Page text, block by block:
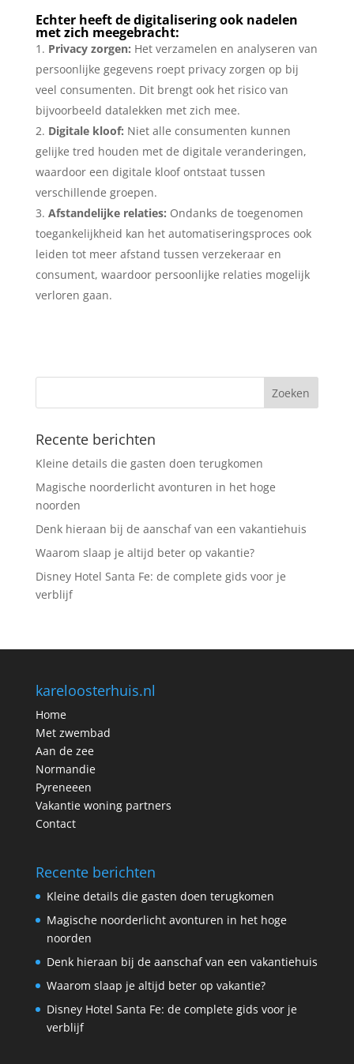
Echter heeft de digitalisering ook nadelen
met zich meegebracht:
Privacy zorgen: Het verzamelen en analyseren van
persoonlijke gegevens roept privacy zorgen op bij
veel consumenten. Dit brengt ook het risico van
bijvoorbeeld datalekken met zich mee.
Digitale kloof: Niet alle consumenten kunnen
gelijke tred houden met de digitale veranderingen,
waardoor een digitale kloof ontstaat tussen
verschillende groepen.
Afstandelijke relaties: Ondanks de toegenomen
toegankelijkheid kan het automatiseringsproces ook
leiden tot meer afstand tussen verzekeraar en
consument, waardoor persoonlijke relaties mogelijk
verloren gaan.
Recente berichten
Kleine details die gasten doen terugkomen
Magische noorderlicht avonturen in het hoge
noorden
Denk hieraan bij de aanschaf van een vakantiehuis
Waarom slaap je altijd beter op vakantie?
Disney Hotel Santa Fe: de complete gids voor je
verblijf
kareloosterhuis.nl
Home
Met zwembad
Aan de zee
Normandie
Pyreneeen
Vakantie woning partners
Contact
Recente berichten
Kleine details die gasten doen terugkomen
Magische noorderlicht avonturen in het hoge
noorden
Denk hieraan bij de aanschaf van een vakantiehuis
Waarom slaap je altijd beter op vakantie?
Disney Hotel Santa Fe: de complete gids voor je
verblijf